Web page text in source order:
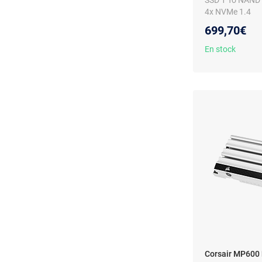
4x NVMe 1.4
699,70€
En stock
Corsair MP600